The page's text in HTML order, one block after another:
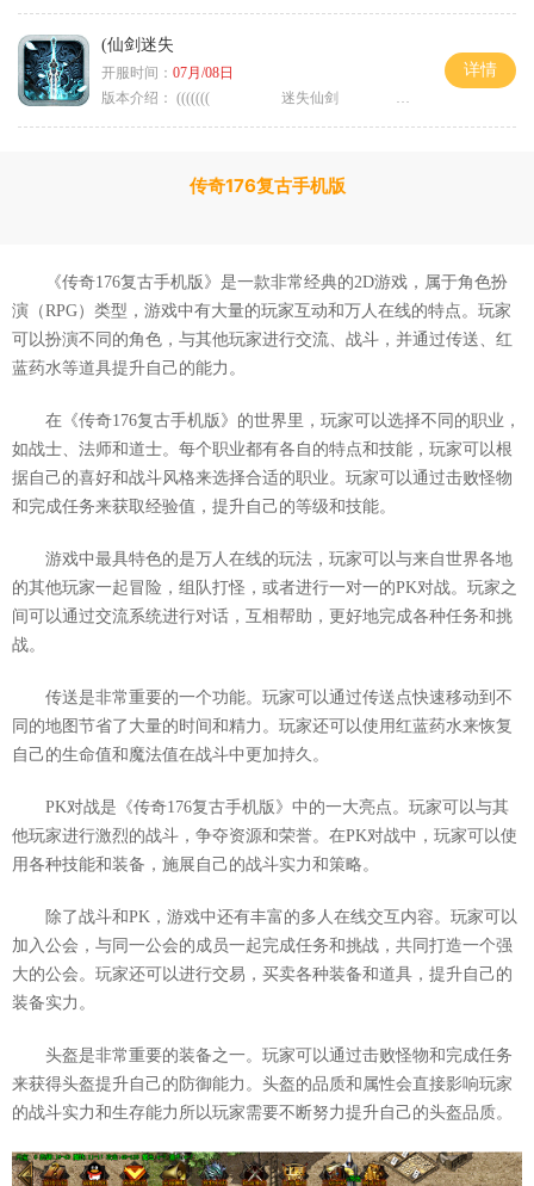
(仙剑迷失
开服时间： 07月/08日
版本介绍： ((((((( 迷失仙剑 )))))
详情
传奇176复古手机版
《传奇176复古手机版》是一款非常经典的2D游戏，属于角色扮
演（RPG）类型，游戏中有大量的玩家互动和万人在线的特点。玩家
可以扮演不同的角色，与其他玩家进行交流、战斗，并通过传送、红
蓝药水等道具提升自己的能力。
在《传奇176复古手机版》的世界里，玩家可以选择不同的职业，
如战士、法师和道士。每个职业都有各自的特点和技能，玩家可以根
据自己的喜好和战斗风格来选择合适的职业。玩家可以通过击败怪物
和完成任务来获取经验值，提升自己的等级和技能。
游戏中最具特色的是万人在线的玩法，玩家可以与来自世界各地
的其他玩家一起冒险，组队打怪，或者进行一对一的PK对战。玩家之
间可以通过交流系统进行对话，互相帮助，更好地完成各种任务和挑
战。
传送是非常重要的一个功能。玩家可以通过传送点快速移动到不
同的地图节省了大量的时间和精力。玩家还可以使用红蓝药水来恢复
自己的生命值和魔法值在战斗中更加持久。
PK对战是《传奇176复古手机版》中的一大亮点。玩家可以与其
他玩家进行激烈的战斗，争夺资源和荣誉。在PK对战中，玩家可以使
用各种技能和装备，施展自己的战斗实力和策略。
除了战斗和PK，游戏中还有丰富的多人在线交互内容。玩家可以
加入公会，与同一公会的成员一起完成任务和挑战，共同打造一个强
大的公会。玩家还可以进行交易，买卖各种装备和道具，提升自己的
装备实力。
头盔是非常重要的装备之一。玩家可以通过击败怪物和完成任务
来获得头盔提升自己的防御能力。头盔的品质和属性会直接影响玩家
的战斗实力和生存能力所以玩家需要不断努力提升自己的头盔品质。